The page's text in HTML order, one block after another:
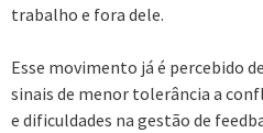
trabalho e fora dele.
Esse movimento já é percebido
sinais de menor tolerância a
e dificuldades na gestão de